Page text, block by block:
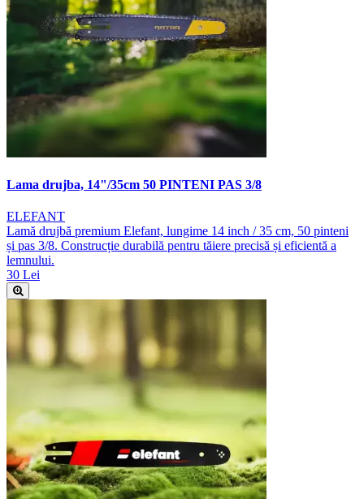
Lama drujba, 14"/35cm 50 PINTENI PAS 3/8
ELEFANT
Lamă drujbă premium Elefant, lungime 14 inch / 35 cm, 50 pinteni
și pas 3/8. Construcție durabilă pentru tăiere precisă și eficientă a
lemnului.
30 Lei